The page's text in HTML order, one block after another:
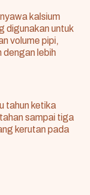
kalsium
digunakan untuk
volume pipi,
dengan lebih
tahun ketika
sampai tiga
kerutan pada